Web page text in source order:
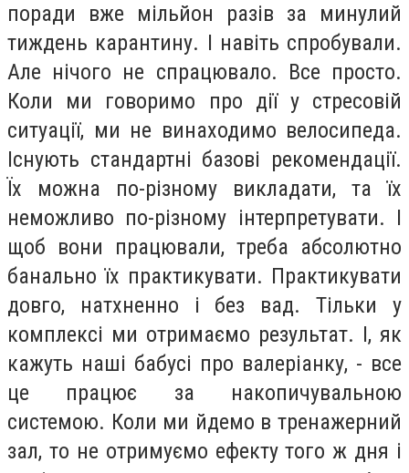
поради вже мільйон разів за минулий
тиждень карантину. І навіть спробували.
Але нічого не спрацювало. Все просто.
Коли ми говоримо про дії у стресовій
ситуації, ми не винаходимо велосипеда.
Існують стандартні базові рекомендації.
Їх можна по-різному викладати, та їх
неможливо по-різному інтерпретувати. І
щоб вони працювали, треба абсолютно
банально їх практикувати. Практикувати
довго, натхненно і без вад. Тільки у
комплексі ми отримаємо результат. І, як
кажуть наші бабусі про валеріанку, - все
це працює за накопичувальною
системою. Коли ми йдемо в тренажерний
зал, то не отримуємо ефекту того ж дня і